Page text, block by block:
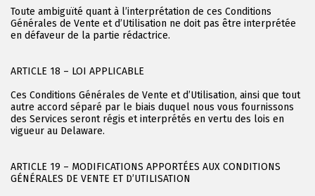
Toute ambiguïté quant à l’interprétation de ces Conditions
Générales de Vente et d’Utilisation ne doit pas être interprétée
en défaveur de la partie rédactrice.
ARTICLE 18 – LOI APPLICABLE
Ces Conditions Générales de Vente et d’Utilisation, ainsi que tout
autre accord séparé par le biais duquel nous vous fournissons
des Services seront régis et interprétés en vertu des lois en
vigueur au Delaware.
ARTICLE 19 – MODIFICATIONS APPORTÉES AUX CONDITIONS
GÉNÉRALES DE VENTE ET D’UTILISATION